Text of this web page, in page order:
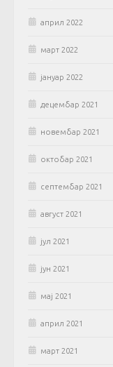
април 2022
март 2022
јануар 2022
децембар 2021
новембар 2021
октобар 2021
септембар 2021
август 2021
јул 2021
јун 2021
мај 2021
април 2021
март 2021